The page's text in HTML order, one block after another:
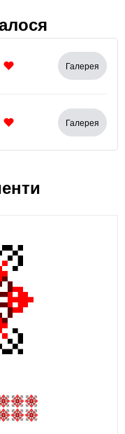
Галерея
Галерея